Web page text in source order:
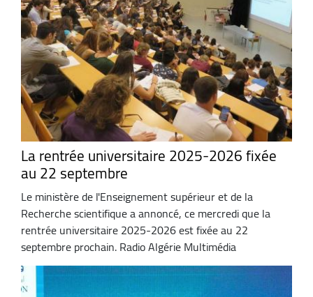
La rentrée universitaire 2025-2026 fixée
au 22 septembre
Le ministère de l'Enseignement supérieur et de la
Recherche scientifique a annoncé, ce mercredi que la
rentrée universitaire 2025-2026 est fixée au 22
septembre prochain. Radio Algérie Multimédia